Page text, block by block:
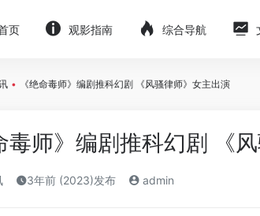
页 观影指南 综合导航
• 《绝命毒师》编剧推科幻剧 《风骚律师》女主出演
毒师》编剧推科幻剧 《
3年前 (2023)发布 admin